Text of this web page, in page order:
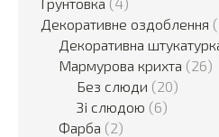
Декоративне оздоблення
Декоративна
Мармурова крихта (26)
Без слюди (20)
Зі слюдою (6)
Фарба (2)